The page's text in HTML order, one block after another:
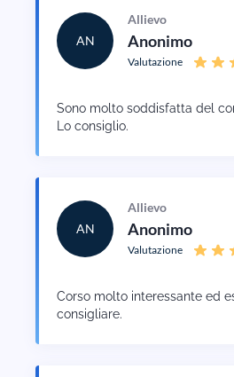
AN
Allievo
Anonimo
Valutazione
Sono molto soddisfatta del
Lo consiglio.
AN
Allievo
Anonimo
Valutazione
Corso molto interessante ed
consigliare.